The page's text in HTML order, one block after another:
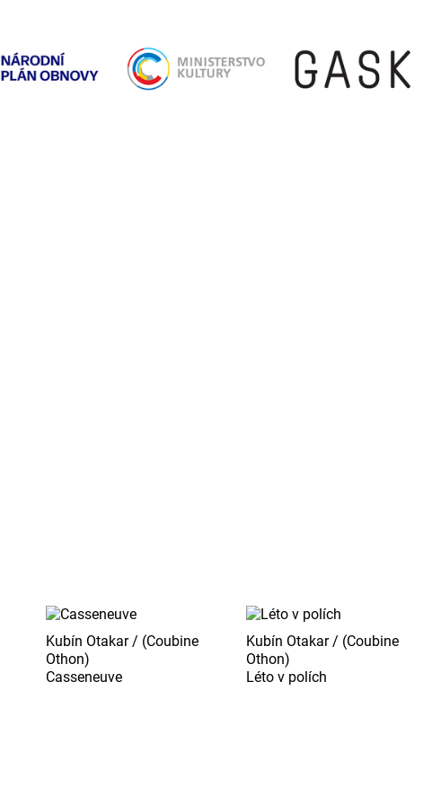
Kubín Otakar / (Coubine
Othon)
Casseneuve
Kubín Otakar / (Coubine
Othon)
Léto v polích